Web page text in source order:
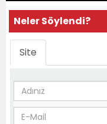
Neler Söylendi?
Site